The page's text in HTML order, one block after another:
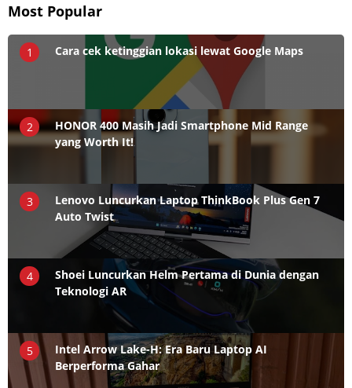
Most Popular
1 Cara cek ketinggian lokasi lewat Google Maps
2
HONOR 400 Masih Jadi Smartphone Mid Range
yang Worth It!
3
Lenovo Luncurkan Laptop ThinkBook Plus Gen 7
Auto Twist
4
Shoei Luncurkan Helm Pertama di Dunia dengan
Teknologi AR
5
Intel Arrow Lake-H: Era Baru Laptop AI
Berperforma Gahar